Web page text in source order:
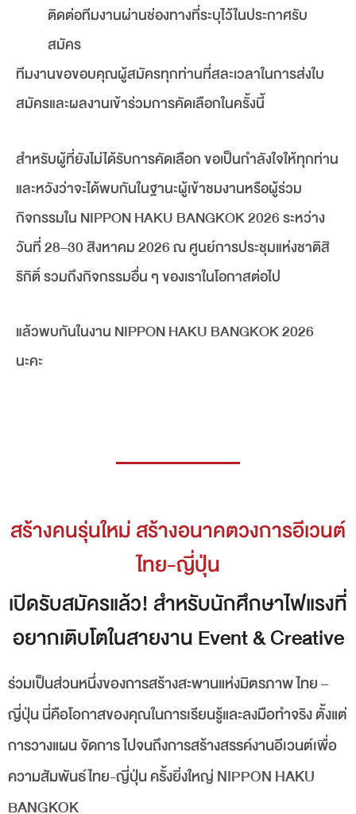
ติดต่อทีมงานผ่านช่องทางที่ระบุไว้ในประกาศรับ
สมัคร
ทีมงานขอขอบคุณผู้สมัครทุกท่านที่สละเวลาในการส่งใบ
สมัครและผลงานเข้าร่วมการคัดเลือกในครั้งนี้
สำหรับผู้ที่ยังไม่ได้รับการคัดเลือก ขอเป็นกำลังใจให้ทุกท่าน
และหวังว่าจะได้พบกันในฐานะผู้เข้าชมงานหรือผู้ร่วม
กิจกรรมใน NIPPON HAKU BANGKOK 2026 ระหว่าง
วันที่ 28–30 สิงหาคม 2026 ณ ศูนย์การประชุมแห่งชาติสิ
ริกิติ์ รวมถึงกิจกรรมอื่น ๆ ของเราในโอกาสต่อไป
แล้วพบกันในงาน NIPPON HAKU BANGKOK 2026
นะคะ
สร้างคนรุ่นใหม่ สร้างอนาคตวงการอีเวนต์
ไทย-ญี่ปุ่น
เปิดรับสมัครแล้ว! สำหรับนักศึกษาไฟแรงที่
อยากเติบโตในสายงาน Event & Creative
ร่วมเป็นส่วนหนึ่งของการสร้างสะพานแห่งมิตรภาพ ไทย –
ญี่ปุ่น นี่คือโอกาสของคุณในการเรียนรู้และลงมือทำจริง ตั้งแต่
การวางแผน จัดการ ไปจนถึงการสร้างสรรค์งานอีเวนต์เพื่อ
ความสัมพันธ์ไทย-ญี่ปุ่น ครั้งยิ่งใหญ่ NIPPON HAKU
BANGKOK